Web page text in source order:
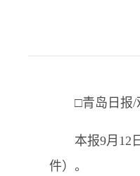
□青岛日报/
本报9月12
件）。